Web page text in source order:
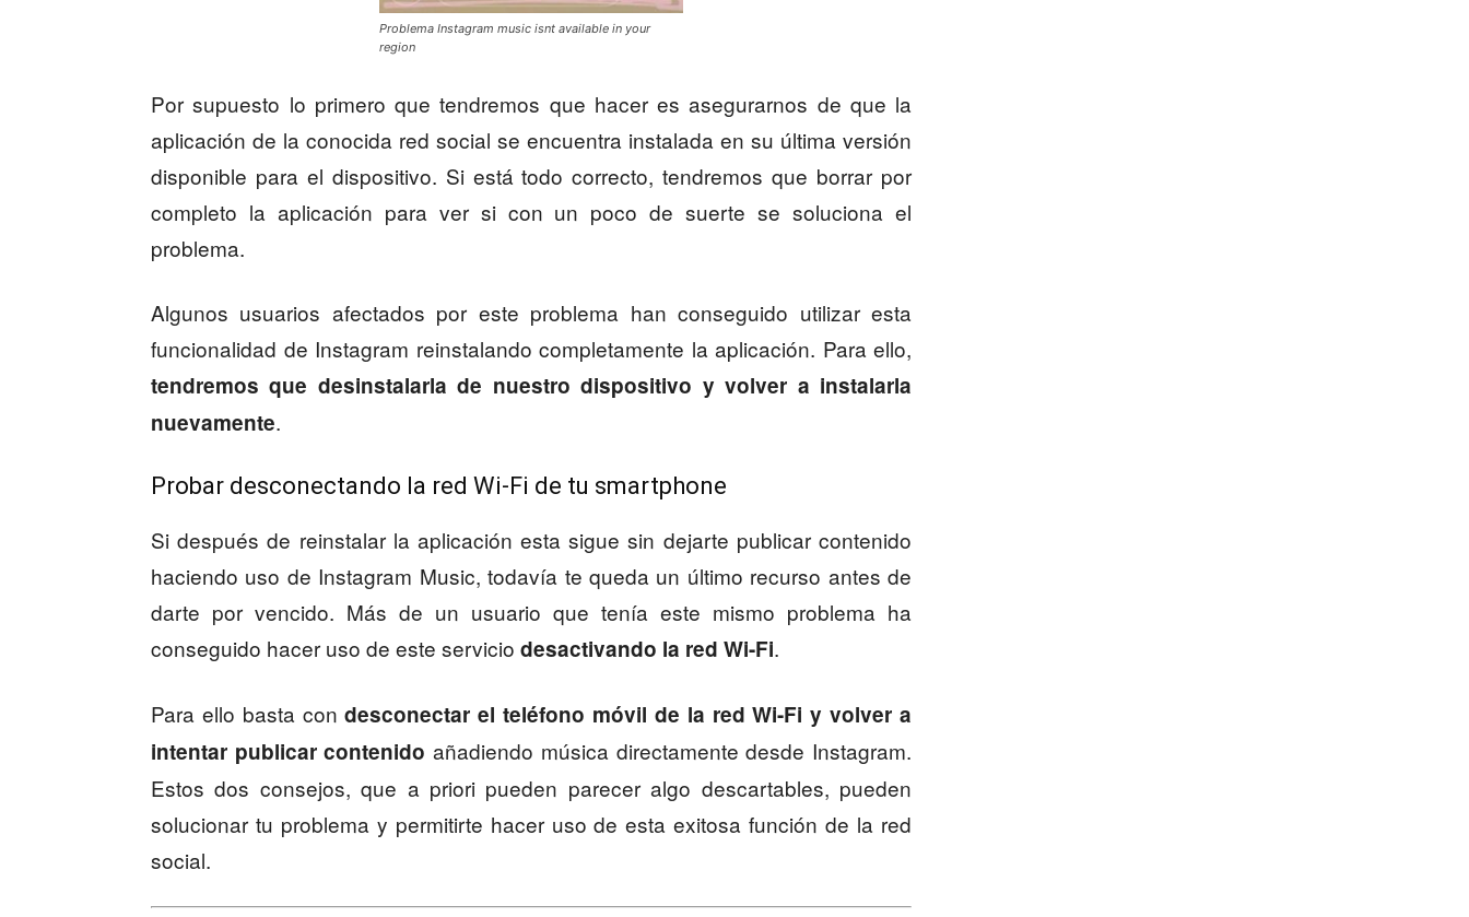
Problema Instagram music isnt available in your
region
Por supuesto lo primero que tendremos que hacer es asegurarnos de que la
aplicación de la conocida red social se encuentra instalada en su última versión
disponible para el dispositivo. Si está todo correcto, tendremos que borrar por
completo la aplicación para ver si con un poco de suerte se soluciona el
problema.
Algunos usuarios afectados por este problema han conseguido utilizar esta
funcionalidad de Instagram reinstalando completamente la aplicación. Para ello,
tendremos que desinstalarla de nuestro dispositivo y volver a instalarla
nuevamente.
Probar desconectando la red Wi-Fi de tu smartphone
Si después de reinstalar la aplicación esta sigue sin dejarte publicar contenido
haciendo uso de Instagram Music, todavía te queda un último recurso antes de
darte por vencido. Más de un usuario que tenía este mismo problema ha
conseguido hacer uso de este servicio desactivando la red Wi-Fi.
Para ello basta condesconectar el teléfono móvil de la red Wi-Fi y volver a
intentar publicar contenido añadiendo música directamente desde Instagram.
Estos dos consejos, que a priori pueden parecer algo descartables, pueden
solucionar tu problema y permitirte hacer uso de esta exitosa función de la red
social.